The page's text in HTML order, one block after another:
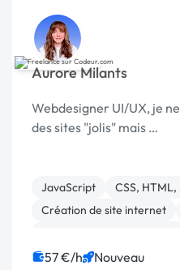
Aurore Milants
Webdesigner UI/UX, je
des sites "jolis" mais …
JavaScript
CSS,
Création de site internet
WordPress
Emailing
57 €/h Nouveau